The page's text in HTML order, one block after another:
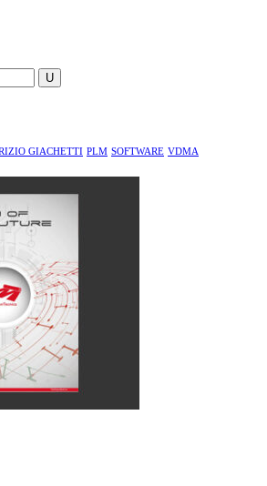
GIACHETTI PLM SOFTWARE VDMA